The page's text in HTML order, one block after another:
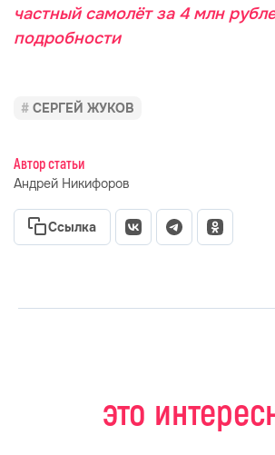
частный самолёт за 4 млн
подробности
СЕРГЕЙ ЖУКОВ
Автор статьи
Андрей Никифоров
Ссылка
это